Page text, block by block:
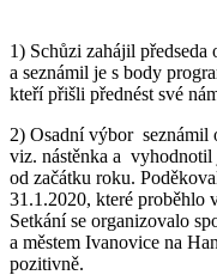
1) Schůzi zahájil
a seznámil je s body
kteří přišli přednést své
2) Osadní výbor seznámil
viz. nástěnka a vyhodnotil
od začátku roku.
31.1.2020, které proběhlo
Setkání se organizovalo
a městem Ivanovice na
pozitivně.